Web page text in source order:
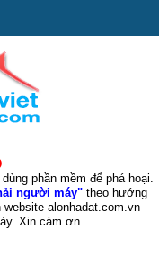
phần mềm để phá hoại.
người máy"theo hướng
alonhadat.com.vn
Xin cám ơn.